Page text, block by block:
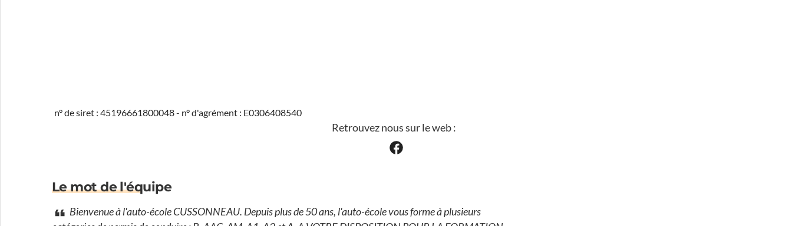
n° de siret : 45196661800048 - n° d'agrément : E0306408540
Retrouvez nous sur le web :
Le mot de l'équipe
Bienvenue à l'auto-école CUSSONNEAU. Depuis plus de 50 ans, l'auto-école vous forme à plusieurs